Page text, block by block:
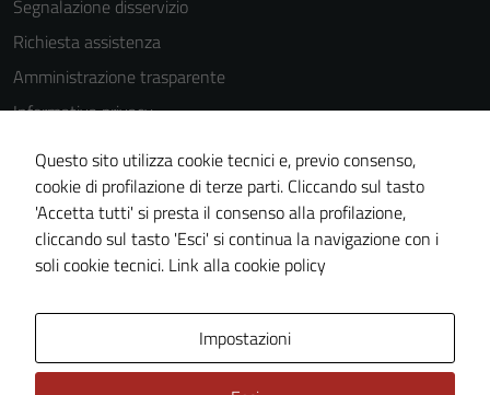
Segnalazione disservizio
Richiesta assistenza
Amministrazione trasparente
Informativa privacy
Cookie Policy
Note legali
Dichiarazione di accessibilità
Piano di miglioramento del sito
Questo sito utilizza cookie tecnici e, previo consenso,
cookie di profilazione di terze parti. Cliccando sul tasto
'Accetta tutti' si presta il consenso alla profilazione,
cliccando sul tasto 'Esci' si continua la navigazione con i
soli cookie tecnici. Link alla cookie policy
Impostazioni
Questi cookie
sono
impostati da
una serie di
servizi esterni
Cookie policy
estesa per i
dettagli) e